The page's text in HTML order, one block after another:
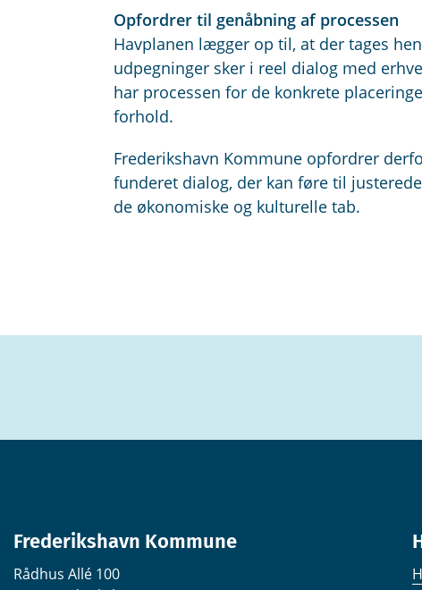
Opfordrer til genåbning af processen
Havplanen lægger op til, at der tages
udpegninger sker i reel dialog med
har processen for de konkrete
forhold.
Frederikshavn Kommune opfordrer
funderet dialog, der kan føre til
de økonomiske og kulturelle tab.
Frederikshavn Kommune
Rådhus Allé 100